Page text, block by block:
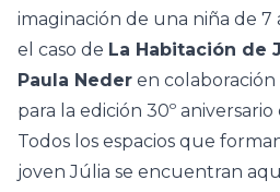
imaginación de una niña de 7
el caso de La Habitación de
Paula Neder en colaboración
para la edición 30º aniversario
Todos los espacios que
joven Júlia se encuentran